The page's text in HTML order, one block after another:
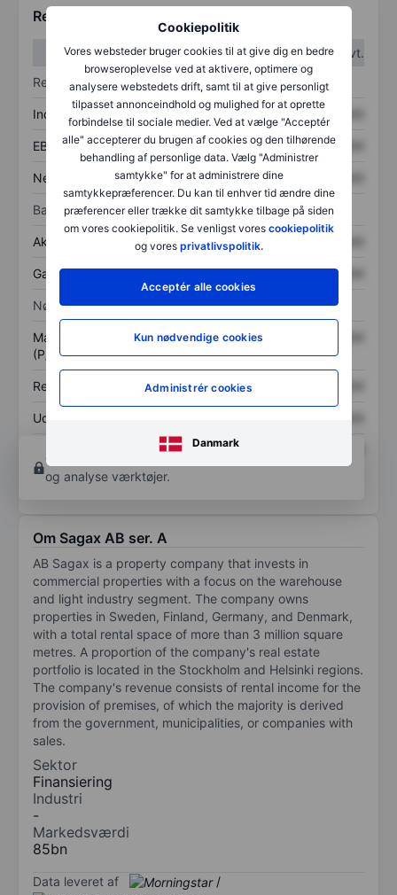
Cookiepolitik
Vores websteder bruger cookies til at give dig en bedre
browseroplevelse ved at aktivere, optimere og
analysere webstedets drift, samt til at give personligt
tilpasset annonceindhold og mulighed for at oprette
forbindelse til sociale medier. Ved at vælge "Acceptér
alle" accepterer du brugen af cookies og den tilhørende
behandling af personlige data. Vælg "Administrer
samtykke" for at administrere dine
samtykkepræferencer. Du kan til enhver tid ændre dine
præferencer eller trække dit samtykke tilbage på siden
om vores cookiepolitik. Se venligst vores cookiepolitik
og vores privatlivspolitik.
Acceptér alle cookies
Kun nødvendige cookies
Administrér cookies
Danmark
Regnskabstal
1. kvt.
2. kvt.
Resultatopgørelse
Indtægter XXXXXXX XXXXXXX
EBITDA XXXXXXX XXXXXXX
Nettoresultat XXXXXXX
Balance
Aktiver i alt XXXXXXX
Gæld XXXXXXX XXXXXXX
Nøgletal
Markedsværdi/omsætning
(P/S)
XXXXXXX
Resultat pr. aktie (EPS) XXXXXXX
Udbytte pr. aktie
XXXXXXX
Opret konto
og analyse værktøjer.
Om Sagax AB ser. A
AB Sagax is a property company that invests in
commercial properties with a focus on the warehouse
and light industry segment. The company owns
properties in Sweden, Finland, Germany, and Denmark,
with a total rental space of more than 3 million square
metres. A proportion of the company's real estate
portfolio is located in the Stockholm and Helsinki regions.
The company's revenue consists of rental income for the
provision of premises, of which the majority is derived
from the government, municipalities, or companies with
sales.
Sektor
Finansiering
Industri
-
Markedsværdi
85bn
Data leveret af /